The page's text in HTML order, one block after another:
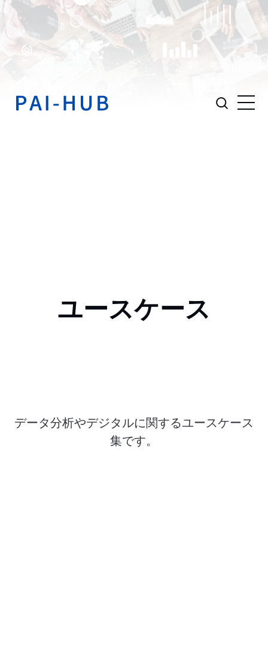
ユースケース
データ分析やデジタルに関するユースケース
集です。